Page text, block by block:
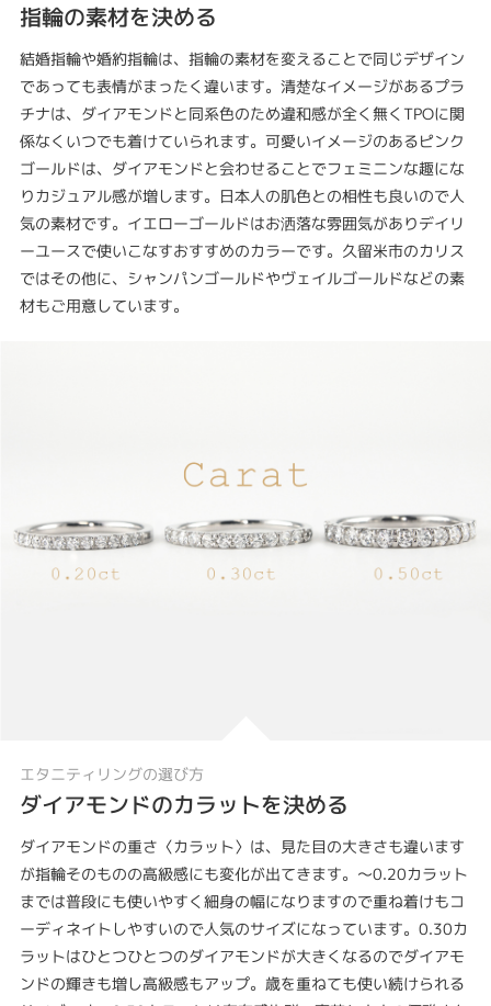
指輪の素材を決める
結婚指輪や婚約指輪は、指輪の素材を変えることで同じデザイン
であっても表情がまったく違います。清楚なイメージがあるプラ
チナは、ダイアモンドと同系色のため違和感が全く無くTPOに関
係なくいつでも着けていられます。可愛いイメージのあるピンク
ゴールドは、ダイアモンドと会わせることでフェミニンな趣にな
りカジュアル感が増します。日本人の肌色との相性も良いので人
気の素材です。イエローゴールドはお洒落な雰囲気がありデイリ
ーユースで使いこなすおすすめのカラーです。久留米市のカリス
ではその他に、シャンパンゴールドやヴェイルゴールドなどの素
材もご用意しています。
エタニティリングの選び方
ダイアモンドのカラットを決める
ダイアモンドの重さ〈カラット〉は、見た目の大きさも違います
が指輪そのものの高級感にも変化が出てきます。～0.20カラット
までは普段にも使いやすく細身の幅になりますので重ね着けもコ
ーディネイトしやすいので人気のサイズになっています。0.30カ
ラットはひとつひとつのダイアモンドが大きくなるのでダイアモ
ンドの輝きも増し高級感もアップ。歳を重ねても使い続けられる